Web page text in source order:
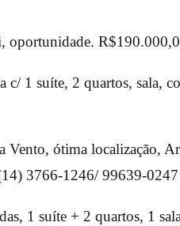
oportunidade.
c/ 1 suíte, 2 quartos, sala,
Vento, ótima localização,
3766-1246/ 99639-
1 suíte + 2 quartos, 1